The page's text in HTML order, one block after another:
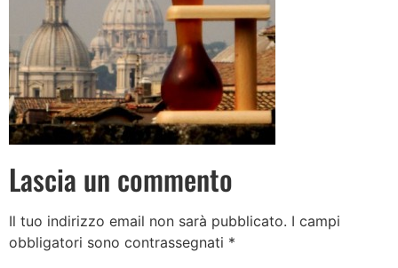
Lascia un commento
Il tuo indirizzo email non sarà pubblicato. I campi
obbligatori sono contrassegnati *